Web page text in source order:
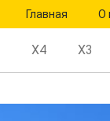
Главная О
X4 X3